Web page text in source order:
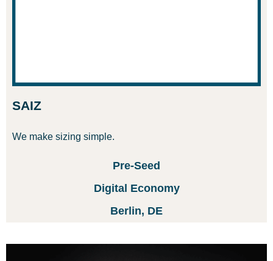
SAIZ
We make sizing simple.
Pre-Seed
Digital Economy
Berlin, DE